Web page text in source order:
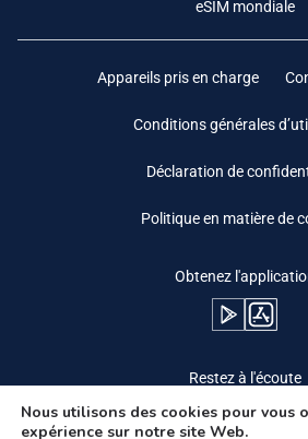
eSIM mondiale
Appareils pris en charge
Conditions générales
Déclaration de
Politique en matière de
Obtenez
Restez à l'écoute
Nous utilisons des cookies pour vous
expérience sur notre site Web.